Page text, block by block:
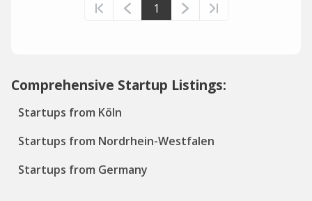
1
Comprehensive Startup Listings:
Startups from Köln
Startups from Nordrhein-Westfalen
Startups from Germany